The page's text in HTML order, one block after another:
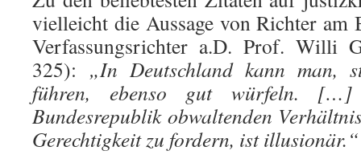
vielleicht die Aussage von Richter am
Verfassungsrichter a.D. Prof. Willi
325): „In Deutschland kann man,
führen, ebenso gut würfeln.
Bundesrepublik obwaltenden
Gerechtigkeit zu fordern, ist illusionär.“